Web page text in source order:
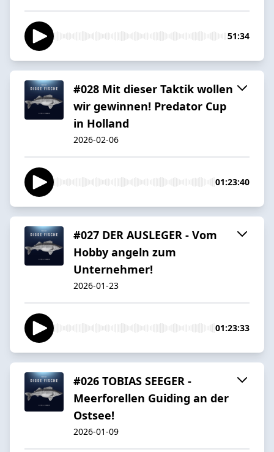
51:34
#028 Mit dieser Taktik wollen
wir gewinnen! Predator Cup
in Holland
2026-02-06
01:23:40
#027 DER AUSLEGER - Vom
Hobby angeln zum
Unternehmer!
2026-01-23
01:23:33
#026 TOBIAS SEEGER -
Meerforellen Guiding an der
Ostsee!
2026-01-09